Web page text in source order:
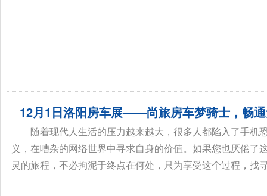
12月1日洛阳房车展——尚旅房车梦骑士，畅
随着现代人生活的压力越来越大，很多人都陷入了手
义，在嘈杂的网络世界中寻求自身的价值。如果您也厌倦
灵的旅程，不必拘泥于终点在何处，只为享受这个过程，找